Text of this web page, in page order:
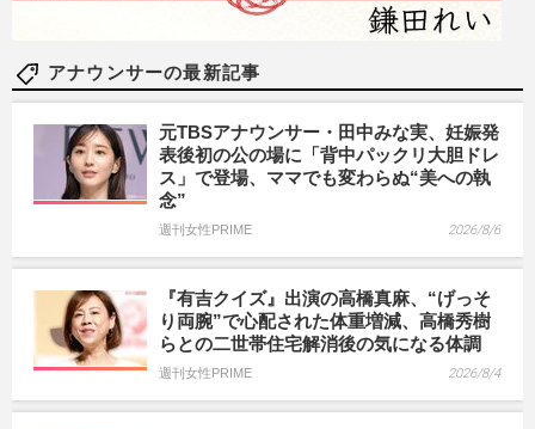
アナウンサーの最新記事
元TBSアナウンサー・田中みな実、妊娠発
表後初の公の場に「背中パックリ大胆ドレ
ス」で登場、ママでも変わらぬ“美への執
念”
週刊女性PRIME 2026/8/6
『有吉クイズ』出演の高橋真麻、“げっそ
り両腕”で心配された体重増減、高橋秀樹
らとの二世帯住宅解消後の気になる体調
週刊女性PRIME 2026/8/4